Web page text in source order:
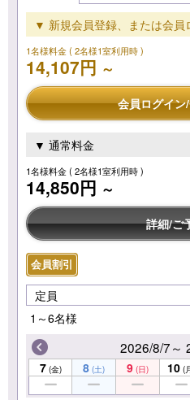
▼ 新規会員登録、または会員
1名様料金( 2名様1室利用時 )
14,107円 ～
会員ログイン
▼ 通常料金
1名様料金( 2名様1室利用時 )
14,850円 ～
詳細/ご
会員割引
定員
1～6名様
2026/8/7～
7 (金) 8 (土) 9 (日) 10 (